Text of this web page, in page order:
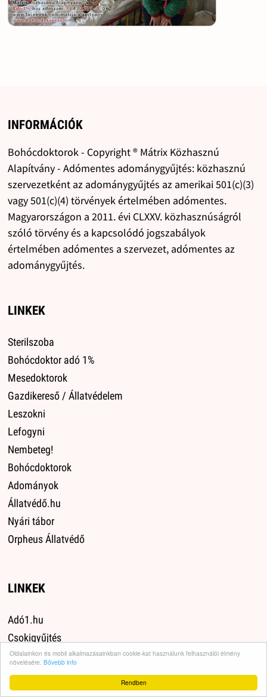
Rendben
Oldalainkon és mobil alkalmazásainkban cookie-kat használunk felhasználói élmény
növelésére. Bővebb info
INFORMÁCIÓK
Bohócdoktorok - Copyright ® Mátrix Közhasznú
Alapítvány - Adómentes adománygyűjtés: közhasznú
szervezetként az adománygyűjtés az amerikai 501(c)(3)
vagy 501(c)(4) törvények értelmében adómentes.
Magyarországon a 2011. évi CLXXV. közhasznúságról
szóló törvény és a kapcsolódó jogszabályok
értelmében adómentes a szervezet, adómentes az
adománygyűjtés.
LINKEK
Sterilszoba
Bohócdoktor adó 1%
Mesedoktorok
Gazdikereső / Állatvédelem
Leszokni
Lefogyni
Nembeteg!
Bohócdoktorok
Adományok
Állatvédő.hu
Nyári tábor
Orpheus Állatvédő
LINKEK
Adó1.hu
Csokigyűjtés
Mátrix Közhasznú Alapítvány
Állatbarát Web Kuckó
13636